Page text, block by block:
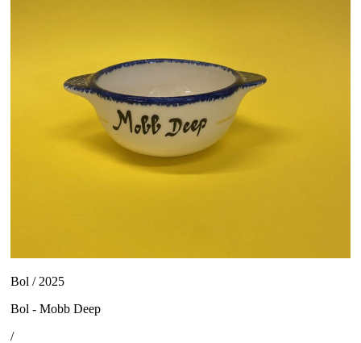
Bol / 2025
Bol - Mobb Deep
/